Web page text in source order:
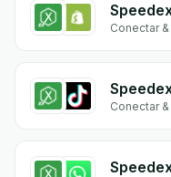
Conectar
Conectar